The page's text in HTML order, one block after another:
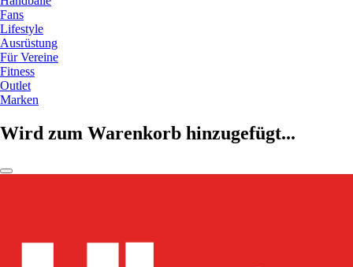
Fans
Lifestyle
Ausrüstung
Für Vereine
Fitness
Outlet
Marken
Wird zum Warenkorb hinzugefügt...